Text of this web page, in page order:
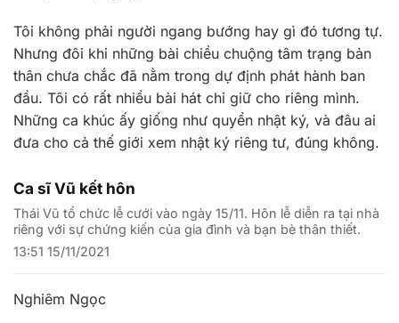
Tôi không phải người ngang bướng hay gì đó tương tự.
Nhưng đôi khi những bài chiều chuộng tâm trạng bản
thân chưa chắc đã nằm trong dự định phát hành ban
đầu. Tôi có rất nhiều bài hát chỉ giữ cho riêng mình.
Những ca khúc ấy giống như quyển nhật ký, và đâu ai
đưa cho cả thế giới xem nhật ký riêng tư, đúng không.
Ca sĩ Vũ kết hôn
Thái Vũ tổ chức lễ cưới vào ngày 15/11. Hôn lễ diễn ra tại nhà
riêng với sự chứng kiến của gia đình và bạn bè thân thiết.
13:51 15/11/2021
Nghiêm Ngọc